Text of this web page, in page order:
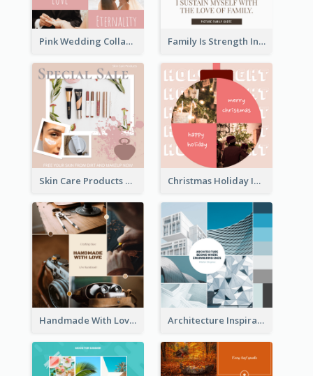
Pink Wedding Collage Instagram Post Family Is Strength Instagram Post
Skin Care Products Special Sale Instagram Post Christmas Holiday Instagram Post
Handmade With Love Instagram Post Architecture Inspirational Quote Instagram Post